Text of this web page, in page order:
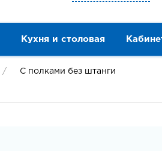
Кухня и столовая
С полками без штанги